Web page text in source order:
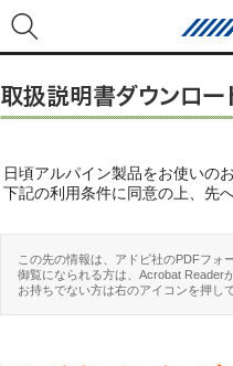
日頃アルパイン製品をお使いの
下記の利用条件に同意の上、先
この先の情報は、アドビ社のPDFフォ
御覧になられる方は、Acrobat Reader
お持ちでない方は右のアイコンを押し